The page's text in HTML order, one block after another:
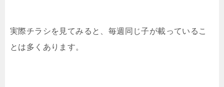
実際チラシを見てみると、毎週同じ子が載っているこ
とは多くあります。